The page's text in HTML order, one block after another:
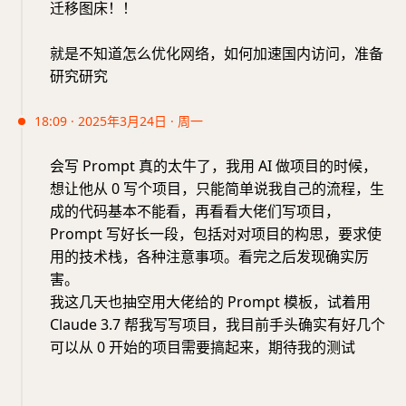
迁移图床！！
就是不知道怎么优化网络，如何加速国内访问，准备
研究研究
18:09 · 2025年3月24日 · 周一
会写 Prompt 真的太牛了，我用 AI 做项目的时候，
想让他从 0 写个项目，只能简单说我自己的流程，生
成的代码基本不能看，再看看大佬们写项目，
Prompt 写好长一段，包括对对项目的构思，要求使
用的技术栈，各种注意事项。看完之后发现确实厉
害。
我这几天也抽空用大佬给的 Prompt 模板，试着用
Claude 3.7 帮我写写项目，我目前手头确实有好几个
可以从 0 开始的项目需要搞起来，期待我的测试